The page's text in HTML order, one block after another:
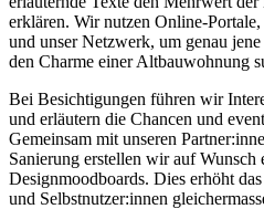
erklären. Wir nutzen Online-
und unser Netzwerk, um genau
den Charme einer Altbauwohnung
Bei Besichtigungen führen wir
und erläutern die Chancen und
Gemeinsam mit unseren
Sanierung erstellen wir auf Wunsch
Designmoodboards. Dies erhöht
und Selbstnutzer:innen